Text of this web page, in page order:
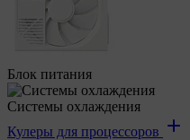
Блок питания
Системы охлаждения
Кулеры для процессоров